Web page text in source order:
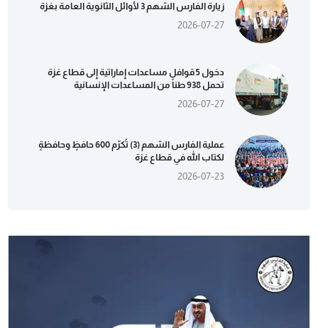
زيارة الفارس الشهم 3 لأوائل الثانوية العامة بغزة
2026-07-27
دخول 5 قوافل مساعدات إماراتية إلى قطاع غزة
تحمل 938 طناً من المساعدات الإنسانية
2026-07-27
عملية الفارس الشهم (3) تُكرّم 600 حافظٍ وحافظةٍ
لكتاب الله في قطاع غزة
2026-07-23